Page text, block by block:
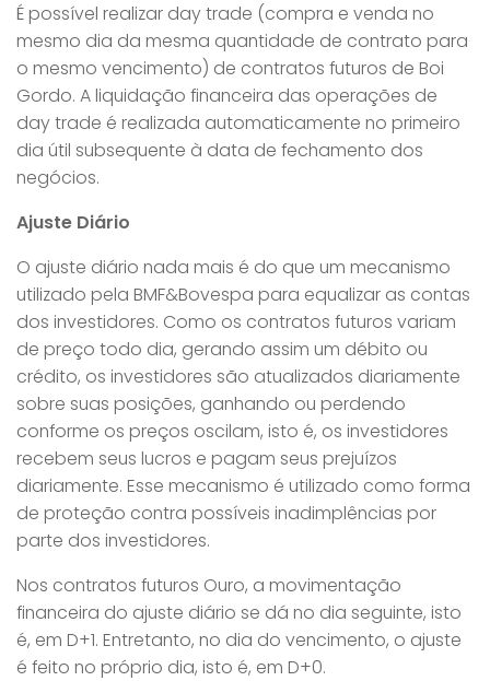
É possível realizar day trade (compra e venda no
mesmo dia da mesma quantidade de contrato para
o mesmo vencimento) de contratos futuros de Boi
Gordo. A liquidação financeira das operações de
day trade é realizada automaticamente no primeiro
dia útil subsequente à data de fechamento dos
negócios.
Ajuste Diário
O ajuste diário nada mais é do que um mecanismo
utilizado pela BMF&Bovespa para equalizar as contas
dos investidores. Como os contratos futuros variam
de preço todo dia, gerando assim um débito ou
crédito, os investidores são atualizados diariamente
sobre suas posições, ganhando ou perdendo
conforme os preços oscilam, isto é, os investidores
recebem seus lucros e pagam seus prejuízos
diariamente. Esse mecanismo é utilizado como forma
de proteção contra possíveis inadimplências por
parte dos investidores.
Nos contratos futuros Ouro, a movimentação
financeira do ajuste diário se dá no dia seguinte, isto
é, em D+1. Entretanto, no dia do vencimento, o ajuste
é feito no próprio dia, isto é, em D+0.